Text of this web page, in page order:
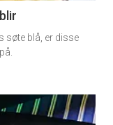
søte blå, er disse